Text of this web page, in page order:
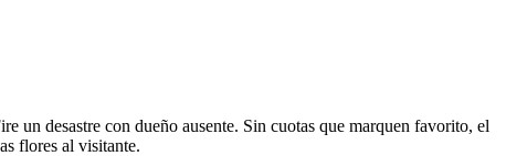
un desastre con dueño ausente. Sin cuotas que marquen favorito, el
flores al visitante.